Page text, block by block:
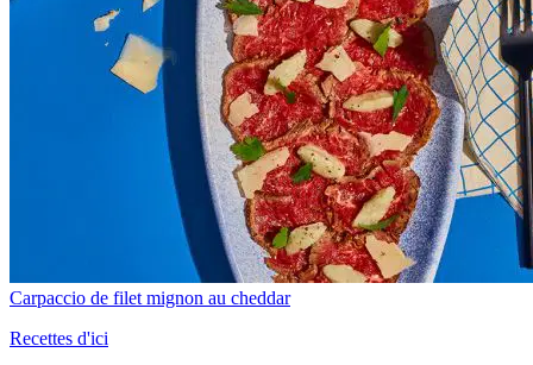
Carpaccio de filet mignon au cheddar
Recettes d'ici